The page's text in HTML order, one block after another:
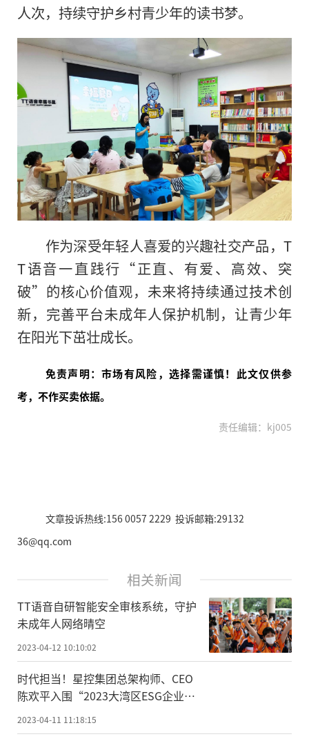
人次，持续守护乡村青少年的读书梦。
作为深受年轻人喜爱的兴趣社交产品，T
T语音一直践行“正直、有爱、高效、突
破”的核心价值观，未来将持续通过技术创
新，完善平台未成年人保护机制，让青少年
在阳光下茁壮成长。
免责声明：市场有风险，选择需谨慎！此文仅供参
考，不作买卖依据。
责任编辑：kj005
文章投诉热线:156 0057 2229 投诉邮箱:29132
36@qq.com
相关新闻
TT语音自研智能安全审核系统，守护
未成年人网络晴空
2023-04-12 10:10:02
时代担当！星控集团总架构师、CEO
陈欢平入围“2023大湾区ESG企业家
2023-04-11 11:18:15